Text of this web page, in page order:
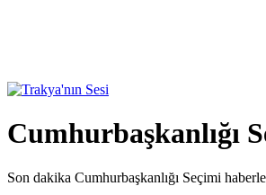
Cumhurbaşkanlığı
Son dakika Cumhurbaşkanlığı Seçimi